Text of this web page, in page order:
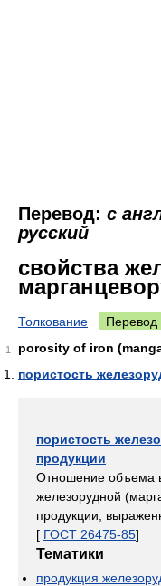
Перевод: с
русский
свойства
Толкование Перевод
1
porosity of iron
пористость
пористость
продукции
Отношение объема
железорудной
продукции,
[ ГОСТ 26475-85]
Тематики
продукция